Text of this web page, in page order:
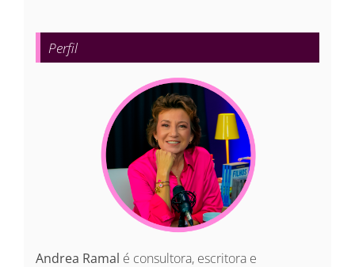
para:
Perfil
Andrea Ramal é consultora, escritora e